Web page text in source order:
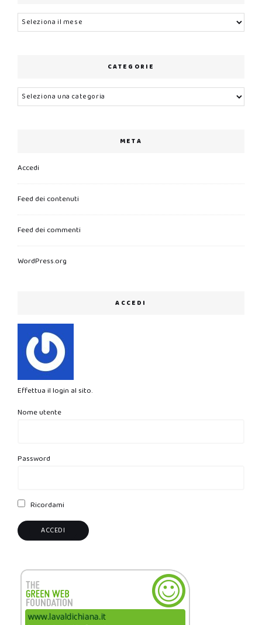
Archivi
CATEGORIE
Categorie
META
Accedi
Feed dei contenuti
Feed dei commenti
WordPress.org
ACCEDI
Effettua il login al sito.
Nome utente
Password
Ricordami